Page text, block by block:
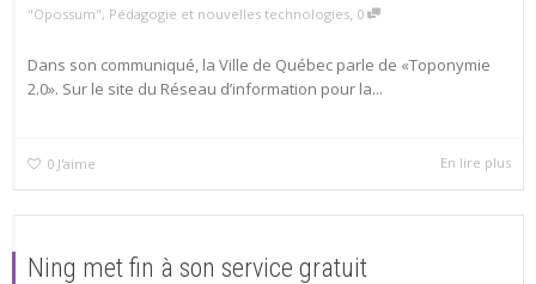
"Opossum", Pédagogie et nouvelles technologies, 0
Dans son communiqué, la Ville de Québec parle de «Toponymie
2.0». Sur le site du Réseau d’information pour la...
0 J'aime En lire plus
Ning met fin à son service gratuit